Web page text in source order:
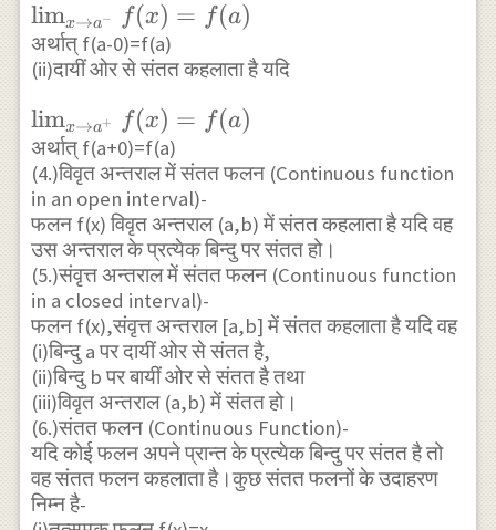
a^{-}}
f(a)=f(a) \\
\Rightarrow
f(a+0)=f(a-
0)=f(a)
\lim _{x
\rightarrow
a^{-}}
f(x)=f(a)
limx→a− f (x) = f(a)
अर्थात् f(a-0)=f(a)
(ii)दायीं ओर से संतत कहलाता है यदि
\lim _{x
\rightarrow
a^{+}}
f(x)=f(a)
limx→a+ f (x) = f(a)
अर्थात् f(a+0)=f(a)
(4.)विवृत अन्तराल में संतत फलन (Continuous function
in an open interval)-
फलन f(x) विवृत अन्तराल (a,b) में संतत कहलाता है यदि वह
उस अन्तराल के प्रत्येक बिन्दु पर संतत हो।
(5.)संवृत्त अन्तराल में संतत फलन (Continuous function
in a closed interval)-
फलन f(x),संवृत्त अन्तराल [a,b] में संतत कहलाता है यदि वह
(i)बिन्दु a पर दायीं ओर से संतत है,
(ii)बिन्दु b पर बायीं ओर से संतत है तथा
(iii)विवृत अन्तराल (a,b) में संतत हो।
(6.)संतत फलन (Continuous Function)-
यदि कोई फलन अपने प्रान्त के प्रत्येक बिन्दु पर संतत है तो
वह संतत फलन कहलाता है।कुछ संतत फलनों के उदाहरण
निम्न है-